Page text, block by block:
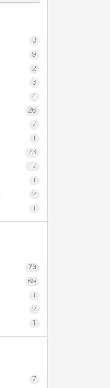
3
9
2
3
4
26
7
1
73
17
1
2
1
73
69
1
2
1
7